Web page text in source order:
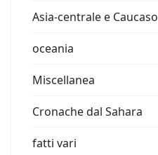
Asia-centrale e Caucaso
oceania
Miscellanea
Cronache dal Sahara
fatti vari